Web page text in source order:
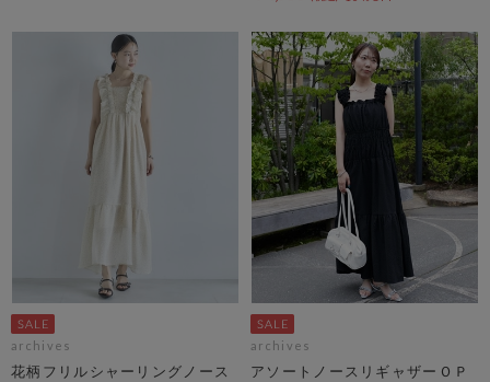
archives
花柄フリルシャーリングノース
archives
アソートノースリギャザーＯＰ